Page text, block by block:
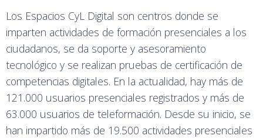
Los Espacios CyL Digital son centros donde se
imparten actividades de formación presenciales a los
ciudadanos, se da soporte y asesoramiento
tecnológico y se realizan pruebas de certificación de
competencias digitales. En la actualidad, hay más de
121.000 usuarios presenciales registrados y más de
63.000 usuarios de teleformación. Desde su inicio, se
han impartido más de 19.500 actividades presenciales